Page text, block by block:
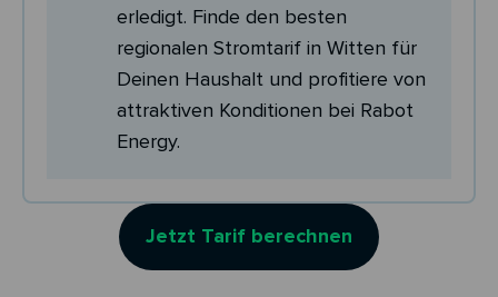
erledigt. Finde den besten
regionalen Stromtarif in Witten für
Deinen Haushalt und profitiere von
attraktiven Konditionen bei Rabot
Energy.
Jetzt Tarif berechnen